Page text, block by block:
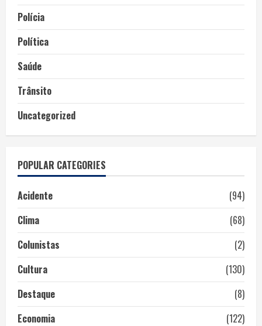
Polícia
Política
Saúde
Trânsito
Uncategorized
POPULAR CATEGORIES
Acidente
(94)
Clima
(68)
Colunistas
(2)
Cultura
(130)
Destaque
(8)
Economia
(122)